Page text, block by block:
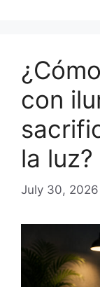
con
la luz?
July 30, 2026